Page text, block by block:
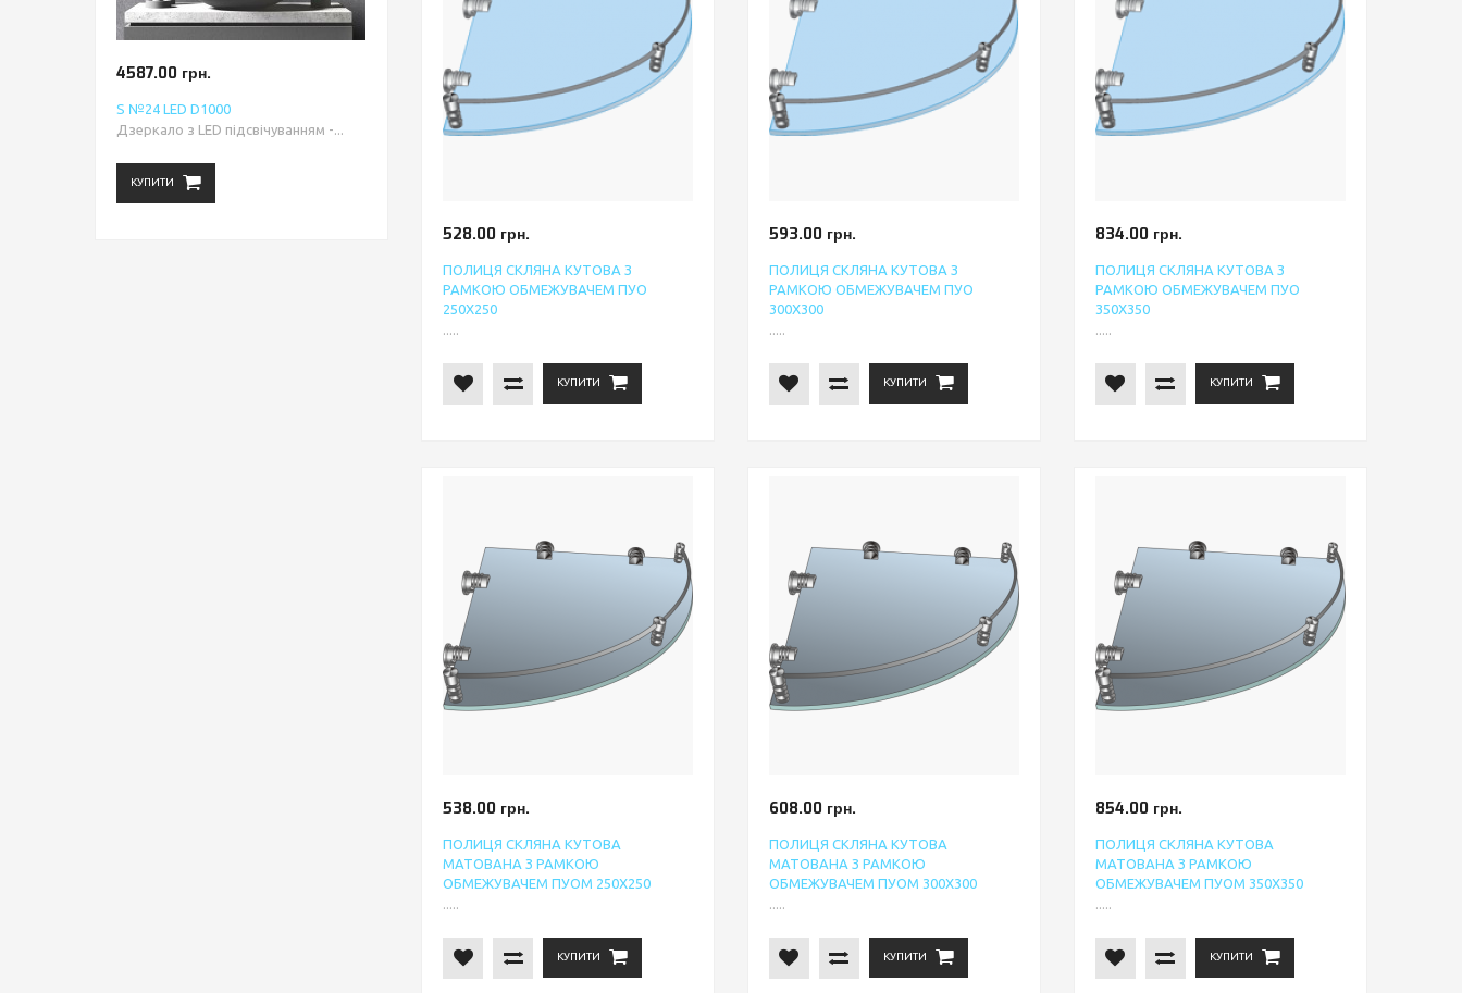
4587.00 грн.
S №24 LED D1000
Дзеркало з LED підсвічуванням -...
КУПИТИ
528.00 грн.
ПОЛИЦЯ СКЛЯНА КУТОВА З
РАМКОЮ ОБМЕЖУВАЧЕМ ПУО
250Х250
.....
КУПИТИ
593.00 грн.
ПОЛИЦЯ СКЛЯНА КУТОВА З
РАМКОЮ ОБМЕЖУВАЧЕМ ПУО
300Х300
.....
КУПИТИ
834.00 грн.
ПОЛИЦЯ СКЛЯНА КУТОВА З
РАМКОЮ ОБМЕЖУВАЧЕМ ПУО
350Х350
.....
КУПИТИ
538.00 грн.
ПОЛИЦЯ СКЛЯНА КУТОВА
МАТОВАНА З РАМКОЮ
ОБМЕЖУВАЧЕМ ПУОМ 250Х250
.....
КУПИТИ
608.00 грн.
ПОЛИЦЯ СКЛЯНА КУТОВА
МАТОВАНА З РАМКОЮ
ОБМЕЖУВАЧЕМ ПУОМ 300Х300
.....
КУПИТИ
854.00 грн.
ПОЛИЦЯ СКЛЯНА КУТОВА
МАТОВАНА З РАМКОЮ
ОБМЕЖУВАЧЕМ ПУОМ 350Х350
.....
КУПИТИ